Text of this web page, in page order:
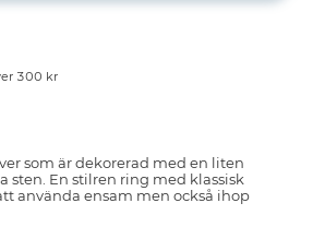
300 kr
som är dekorerad med en liten
sten. En stilren ring med klassisk
använda ensam men också ihop